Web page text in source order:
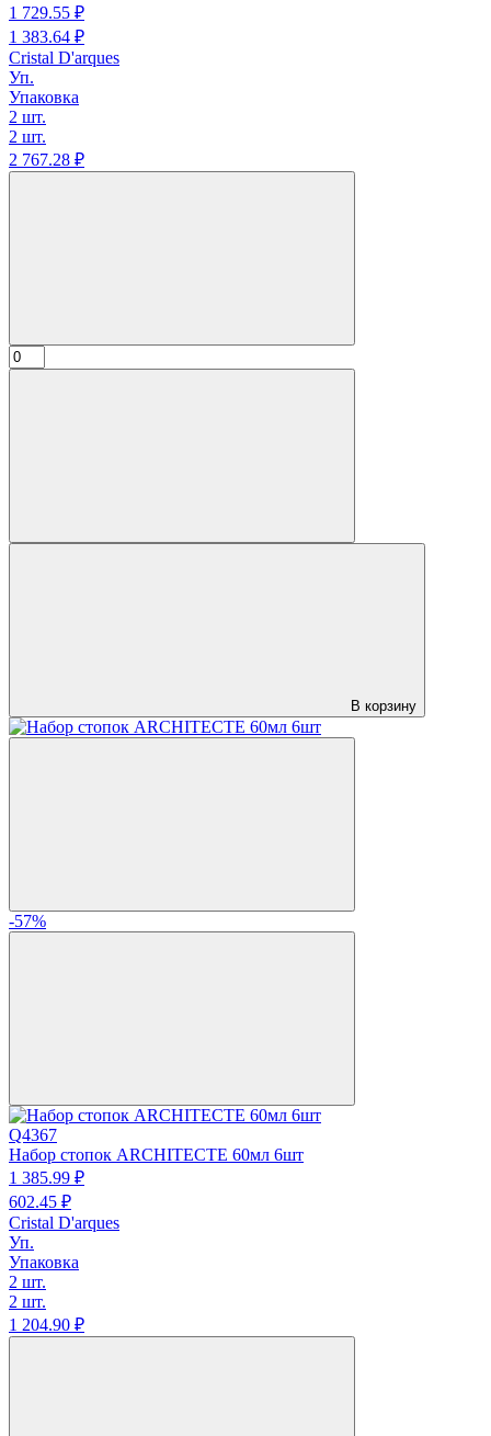
1 729.55 ₽
1 383.64 ₽
Cristal D'arques
Уп.
Упаковка
2 шт.
2 шт.
2 767.28 ₽
В корзину
-57%
Q4367
Набор стопок ARCHITECTE 60мл 6шт
1 385.99 ₽
602.45 ₽
Cristal D'arques
Уп.
Упаковка
2 шт.
2 шт.
1 204.90 ₽